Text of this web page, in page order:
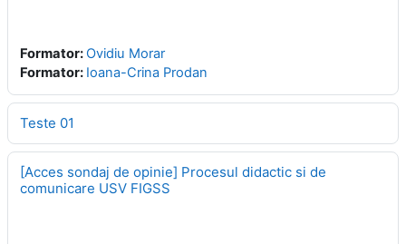
Formator:Ovidiu Morar
Formator: Ioana-Crina Prodan
Teste 01
[Acces sondaj de opinie] Procesul didactic si de
comunicare USV FIGSS